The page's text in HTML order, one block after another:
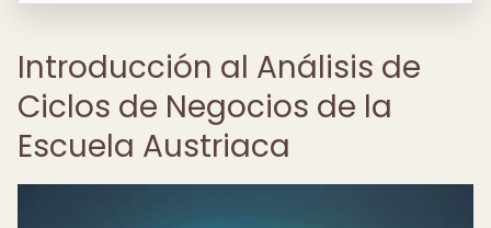
Introducción al Análisis de
Ciclos de Negocios de la
Escuela Austriaca